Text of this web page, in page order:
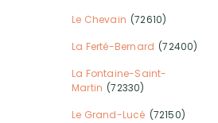
Le Chevain (72610)
La Ferté-Bernard (72400)
La Fontaine-Saint-
Martin (72330)
Le Grand-Lucé (72150)